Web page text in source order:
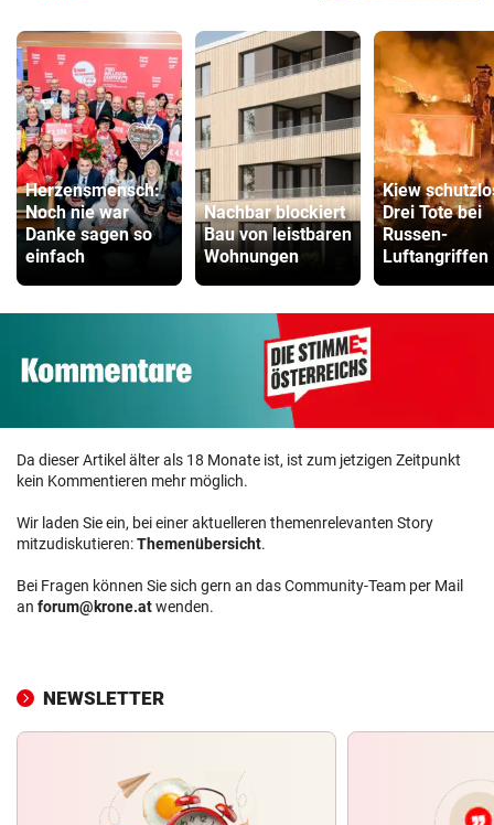
Herzensmensch:
Noch nie war
Danke sagen so
einfach
Nachbar blockiert
Bau von leistbaren
Wohnungen
Kiew
Drei Tote bei
Russen-
Luftangriffen
Da dieser Artikel älter als 18 Monate ist, ist zum jetzigen Zeitpunkt
kein Kommentieren mehr möglich.
Wir laden Sie ein, bei einer aktuelleren themenrelevanten Story
mitzudiskutieren:Themenübersicht.
Bei Fragen können Sie sich gern an das Community-Team per Mail
an forum@krone.atwenden.
NEWSLETTER